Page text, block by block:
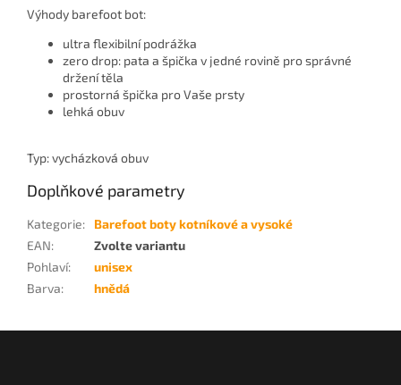
Výhody barefoot bot:
ultra flexibilní podrážka
zero drop: pata a špička v jedné rovině pro správné
držení těla
prostorná špička pro Vaše prsty
lehká obuv
Typ: vycházková obuv
Doplňkové parametry
Kategorie:
Barefoot boty kotníkové a vysoké
EAN:
Zvolte variantu
Pohlaví:
unisex
Barva: hnědá